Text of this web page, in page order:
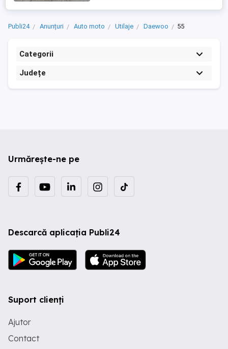
Publi24 Anunțuri Auto moto Utilaje Daewoo 55
Categorii
Județe
Urmărește-ne pe
Descarcă aplicația Publi24
Suport clienți
Ajutor
Contact